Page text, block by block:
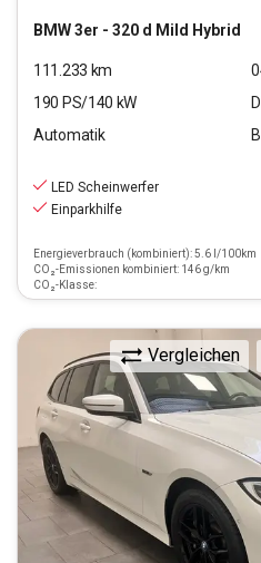
BMW3er - 320 d Mild Hybrid
111.233 km
190 PS/140 kW
Automatik
LED Scheinwerfer
Einparkhilfe
Energieverbrauch (kombiniert): 5.6 l/100km
CO₂-Emissionen kombiniert: 146 g/km
CO₂-Klasse:
Vergleichen